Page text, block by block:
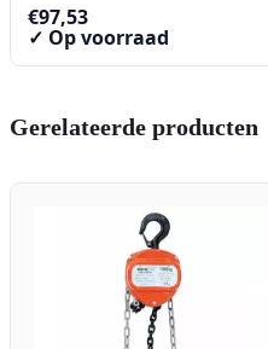
€97,53
✓ Op voorraad
Gerelateerde producten